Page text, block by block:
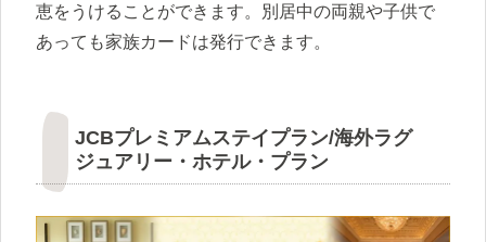
恵をうけることができます。別居中の両親や子供で
あっても家族カードは発行できます。
JCBプレミアムステイプラン/海外ラグ
ジュアリー・ホテル・プラン